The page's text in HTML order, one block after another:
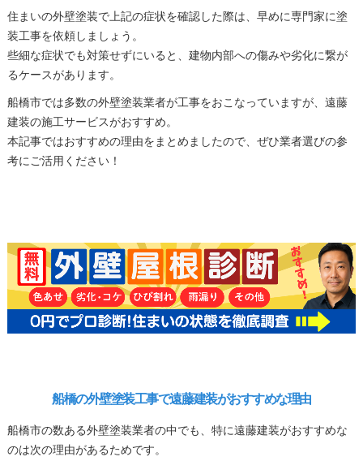
住まいの外壁塗装で上記の症状を確認した際は、早めに専門家に塗
装工事を依頼しましょう。
些細な症状でも対策せずにいると、建物内部への傷みや劣化に繋が
るケースがあります。
船橋市では多数の外壁塗装業者が工事をおこなっていますが、遠藤
建装の施工サービスがおすすめ。
本記事ではおすすめの理由をまとめましたので、ぜひ業者選びの参
考にご活用ください！
船橋の外壁塗装工事で遠藤建装がおすすめな理由
船橋市の数ある外壁塗装業者の中でも、特に遠藤建装がおすすめな
のは次の理由があるためです。